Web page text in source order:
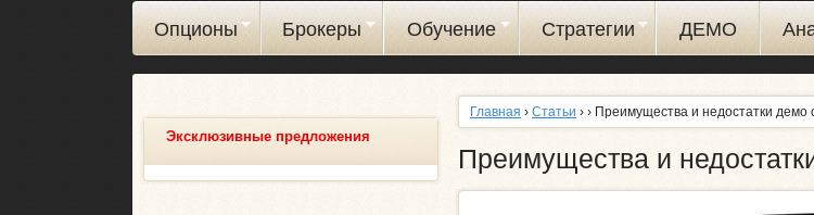
Опционы Брокеры Обучение Стратегии ДЕМО
Главная › Статьи › › Преимущества и недостатки демо
Преимущества и
Эксклюзивные предложения